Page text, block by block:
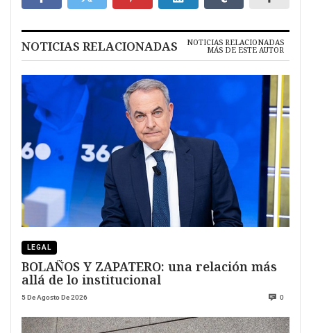
NOTICIAS RELACIONADAS NOTICIAS RELACIONADAS
MÁS DE ESTE AUTOR
LEGAL
BOLAÑOS Y ZAPATERO: una relación más
allá de lo institucional
5 De Agosto De 2026 0